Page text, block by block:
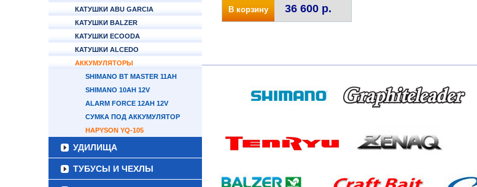
КАТУШКИ ABU GARCIA
КАТУШКИ BALZER
КАТУШКИ ECOODA
КАТУШКИ ALCEDO
АККУМУЛЯТОРЫ
SHIMANO BT MASTER 11AH
SHIMANO 10AH 12V
ALARM FORCE 12AH 12V
СУМКА ПОД АККУМУЛЯТОР
HAPYSON YQ-105
УДИЛИЩА
ТУБУСЫ И ЧЕХЛЫ
В корзину 36 600 р.